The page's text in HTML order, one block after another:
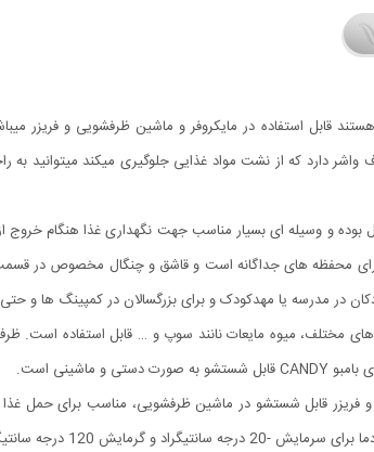
قابل استفاده در مایکروفر و ماشین ظرفشویی و فریزر
دارد که از نشت مواد غذایی جلوگیری میکند میتوانید به
بوده و وسیله ای بسیار مناسب جهت نگهداری غذا هنگام خروج
محفظه های جداگانه است و قاشق و چنگال مخصوص در
در مدرسه یا مهدکودک و برای بزرگسالان در کمپینگ ها و
فریزر قابل شستشو در ماشین ظرفشویی، مناسب برای حمل
سانتیگراد میباشد.